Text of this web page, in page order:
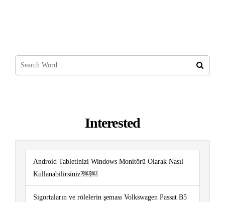
Interested
Android Tabletinizi Windows Monitörü Olarak Nasıl
Kullanabilirsiniz?￼￼
Sigortaların ve rölelerin şeması Volkswagen Passat B5